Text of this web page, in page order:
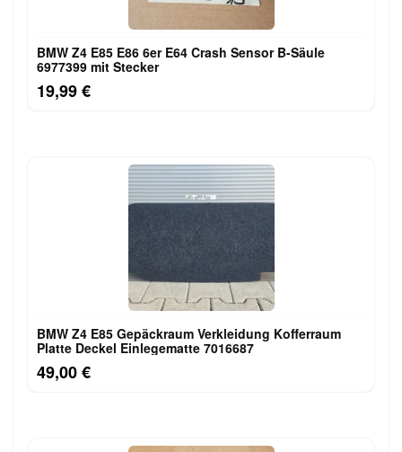
BMW Z4 E85 E86 6er E64 Crash Sensor B-Säule
6977399 mit Stecker
19,99 €
BMW Z4 E85 Gepäckraum Verkleidung Kofferraum
Platte Deckel Einlegematte 7016687
49,00 €